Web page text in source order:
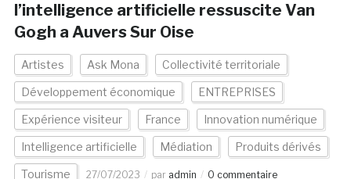
l’intelligence artificielle ressuscite Van
Gogh a Auvers Sur Oise
Artistes Ask Mona Collectivité territoriale
Développement économique ENTREPRISES
Expérience visiteur France Innovation numérique
Intelligence artificielle Médiation Produits dérivés
Tourisme 27/07/2023 par admin 0 commentaire